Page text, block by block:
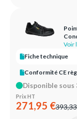
Voir
Fiche technique
Conformité CE
Disponible sous
Prix HT
271,95 €